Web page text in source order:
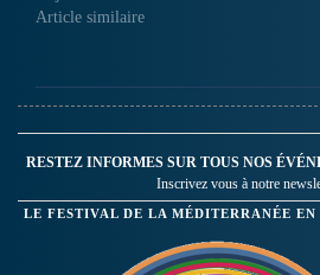
Article similaire
RESTEZ INFORMES SUR TOUS NOS
Inscrivez vous à notre
LE FESTIVAL DE LA MÉDITERRANÉE EN